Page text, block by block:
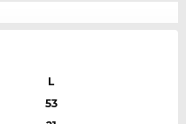
L
53